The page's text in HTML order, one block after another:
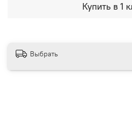
Купить в 1
Выбрать